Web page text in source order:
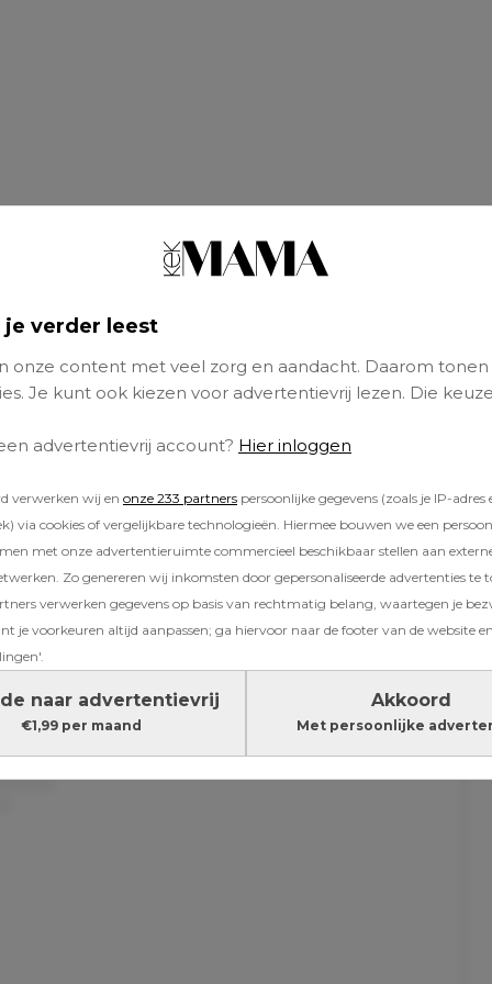
je verder leest
onze content met veel zorg en aandacht. Daarom tonen
Je kunt ook kiezen voor advertentievrij lezen. Die
advertentievrij account? Hier inloggen
verwerken wij en onze 233 partners persoonlijke gegevens (zoals je IP-adres
via cookies of vergelijkbare technologieën. Hiermee bouwen we een
met onze advertentieruimte commercieel beschikbaar stellen aan
Zo genereren wij inkomsten door gepersonaliseerde advertenties te
verwerken gegevens op basis van rechtmatig belang, waartegen je
je voorkeuren altijd aanpassen; ga hiervoor naar de footer van de website
naar advertentievrij
€1,99 per maand
Akkoord
Met persoonlijke
deelt ze een aandoenlijke foto waarop ze
zich aan houdt.
voor Suzan
Freek Rikkerink verwelkomde Suzan begin
En hoewel hun agenda later deze maand
tien shows in het GelreDome, is baby Sef
even op het podium te spotten.
onder de foto